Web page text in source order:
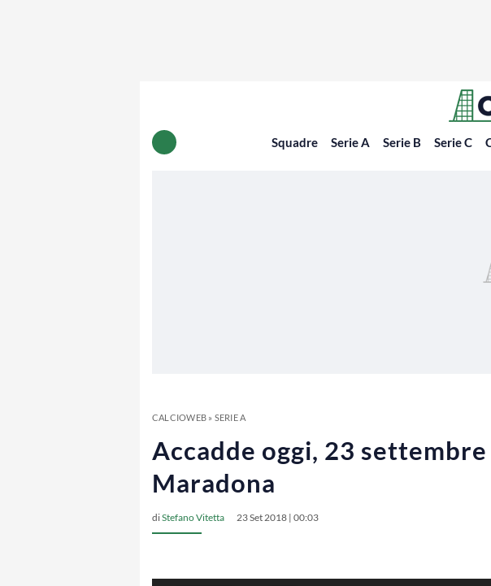
Squadre Serie A Serie B Serie C
CALCIOWEB» SERIE A
Accadde oggi, 23
Maradona
diStefano Vitetta 23 Set 2018 | 00:03